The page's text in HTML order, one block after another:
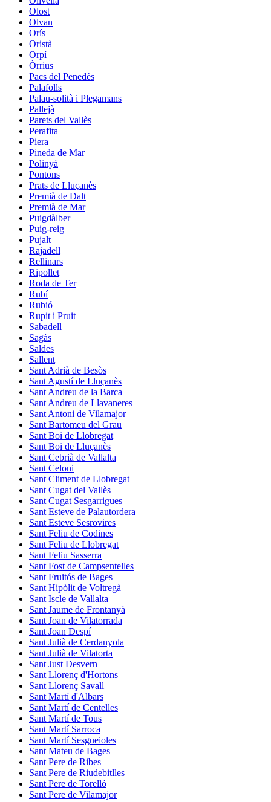
Olost
Olvan
Orís
Oristà
Orpí
Òrrius
Pacs del Penedès
Palafolls
Palau-solità i Plegamans
Pallejà
Parets del Vallès
Perafita
Piera
Pineda de Mar
Polinyà
Pontons
Prats de Lluçanès
Premià de Dalt
Premià de Mar
Puigdàlber
Puig-reig
Pujalt
Rajadell
Rellinars
Ripollet
Roda de Ter
Rubí
Rubió
Rupit i Pruit
Sabadell
Sagàs
Saldes
Sallent
Sant Adrià de Besòs
Sant Agustí de Lluçanès
Sant Andreu de la Barca
Sant Andreu de Llavaneres
Sant Antoni de Vilamajor
Sant Bartomeu del Grau
Sant Boi de Llobregat
Sant Boi de Lluçanès
Sant Cebrià de Vallalta
Sant Celoni
Sant Climent de Llobregat
Sant Cugat del Vallès
Sant Cugat Sesgarrigues
Sant Esteve de Palautordera
Sant Esteve Sesrovires
Sant Feliu de Codines
Sant Feliu de Llobregat
Sant Feliu Sasserra
Sant Fost de Campsentelles
Sant Fruitós de Bages
Sant Hipòlit de Voltregà
Sant Iscle de Vallalta
Sant Jaume de Frontanyà
Sant Joan de Vilatorrada
Sant Joan Despí
Sant Julià de Cerdanyola
Sant Julià de Vilatorta
Sant Just Desvern
Sant Llorenç d'Hortons
Sant Llorenç Savall
Sant Martí d'Albars
Sant Martí de Centelles
Sant Martí de Tous
Sant Martí Sarroca
Sant Martí Sesgueioles
Sant Mateu de Bages
Sant Pere de Ribes
Sant Pere de Riudebitlles
Sant Pere de Torelló
Sant Pere de Vilamajor